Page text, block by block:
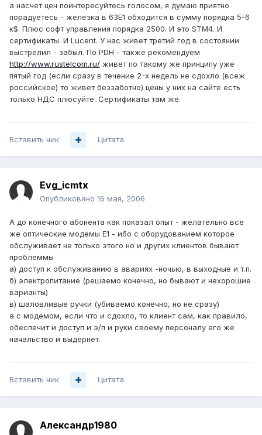
а насчет цен поинтересуйтесь голосом, я думаю приятно
порадуетесь - железка в 63E1 обходится в сумму порядка 5-6
к$. Плюс софт управления порядка 2500. И это STM4. И
сертификаты. И Lucent. У нас живет третий год в состоянии
выстрелил - забыл. По PDH - также рекомендуем
http://www.rustelcom.ru/ живет по такому же принципу уже
пятый год (если сразу в течение 2-х недель не сдохло (всеж
российское) то живет беззаботно) цены у них на сайте есть
только НДС плюсуйте. Сертификаты там же.
Вставить ник Цитата
Evg_icmtx
Опубликовано 16 мая, 2006
А до конечного абонента как показал опыт - желательно все
же оптические модемы Е1 - ибо с оборудованием которое
обслуживает не только этого но и других клиентов бывают
проблеммы
а) доступ к обслуживанию в авариях -ночью, в выходные и т.п.
б) электропитание (решаемо конечно, но бывают и нехорошие
варианты)
в) шаловливые ручки (убиваемо конечно, но не сразу)
а с модемом, если что и сдохло, то клиент сам, как правило,
обеспечит и доступ и э/п и руки своему персоналу его же
начальство и выдернет.
Вставить ник Цитата
Александр1980